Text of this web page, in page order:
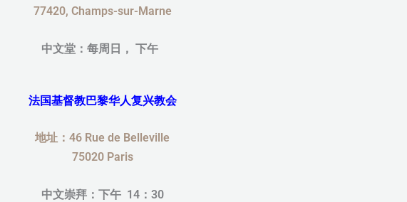
77420, Champs-sur-Marne
中文堂：每周日， 下午
法国基督教巴黎华人复兴教会
地址：46 Rue de Belleville
75020 Paris
中文崇拜：下午 14：30